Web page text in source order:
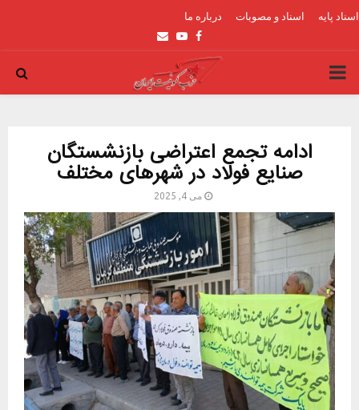
اسناد پایه اسناد و مصوبات درباره ما
Facebook
Youtube
Email
PRIMARY
ادامه تجمع اعتراضی بازنشستگان
صنایع فولاد در شهرهای مختلف
می 4, 2025